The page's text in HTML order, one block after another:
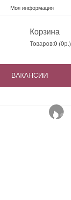
Моя информация
Корзина
Товаров:0 (0р.)
ВАКАНСИИ
›